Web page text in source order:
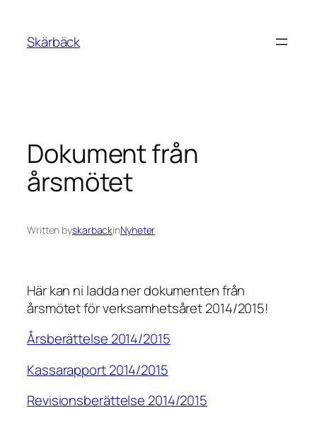
content
Skärbäck
Dokument från
årsmötet
Written byskarbackinNyheter
Här kan ni ladda ner dokumenten från
årsmötet för verksamhetsåret 2014/2015!
Årsberättelse 2014/2015
Kassarapport 2014/2015
Revisionsberättelse 2014/2015